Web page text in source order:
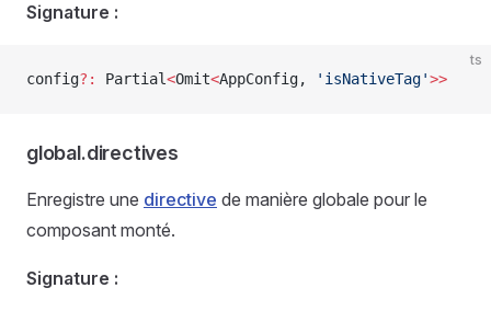
Signature :
ts
config?: Partial<Omit<AppConfig, 'isNativeTag'>>
global.directives
Enregistre une directive de manière globale pour le
composant monté.
Signature :